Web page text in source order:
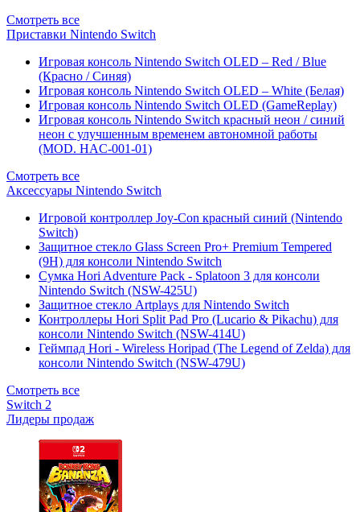
Смотреть все
Приставки Nintendo Switch
Игровая консоль Nintendo Switch OLED – Red / Blue
(Красно / Синяя)
Игровая консоль Nintendo Switch OLED – White (Белая)
Игровая консоль Nintendo Switch OLED (GameReplay)
Игровая консоль Nintendo Switch красный неон / синий
неон с улучшенным временем автономной работы
(MOD. HAC-001-01)
Смотреть все
Аксессуары Nintendo Switch
Игровой контроллер Joy-Con красный синий (Nintendo
Switch)
Защитное стекло Glass Screen Pro+ Premium Tempered
(9H) для консоли Nintendo Switch
Сумка Hori Adventure Pack - Splatoon 3 для консоли
Nintendo Switch (NSW-425U)
Защитное стекло Artplays для Nintendo Switch
Контроллеры Hori Split Pad Pro (Lucario & Pikachu) для
консоли Nintendo Switch (NSW-414U)
Геймпад Hori - Wireless Horipad (The Legend of Zelda) для
консоли Nintendo Switch (NSW-479U)
Смотреть все
Switch 2
Лидеры продаж